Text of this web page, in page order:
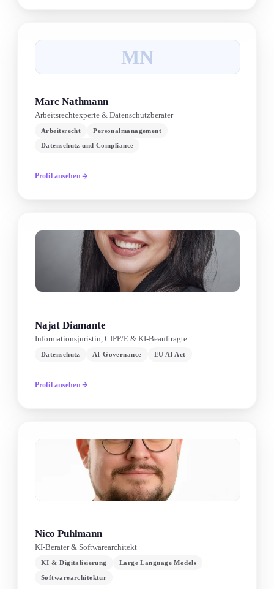
MN
Marc Nathmann
Arbeitsrechtexperte & Datenschutzberater
Arbeitsrecht
Personalmanagement
Datenschutz und Compliance
Profil ansehen
Najat Diamante
Informationsjuristin, CIPP/E & KI-Beauftragte
Datenschutz AI-Governance EU AI Act
Profil ansehen
Nico Puhlmann
KI-Berater & Softwarearchitekt
KI & Digitalisierung
Large Language Models
Softwarearchitektur